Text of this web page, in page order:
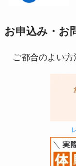
お申込み・お
ご都合のよい方